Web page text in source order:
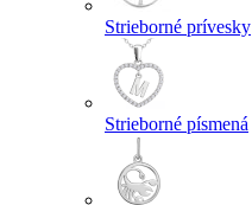
Strieborné prívesky
Strieborné písmená